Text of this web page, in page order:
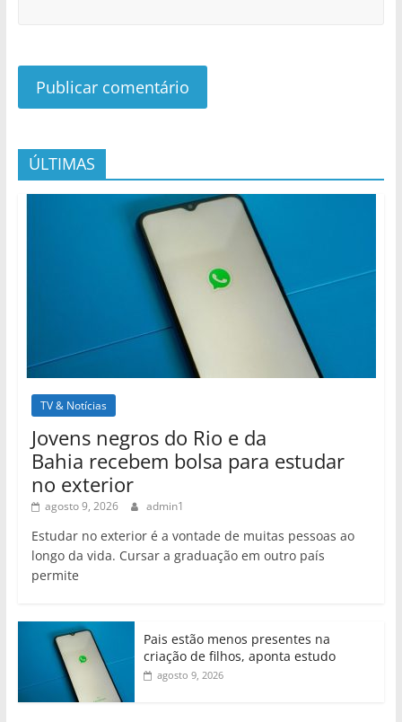
ÚLTIMAS
TV & Notícias
Jovens negros do Rio e da
Bahia recebem bolsa para estudar
no exterior
agosto 9, 2026 admin1
Estudar no exterior é a vontade de muitas pessoas ao
longo da vida. Cursar a graduação em outro país
permite
Pais estão menos presentes na
criação de filhos, aponta estudo
agosto 9, 2026